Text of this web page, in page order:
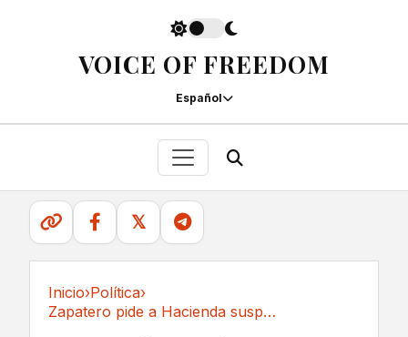
VOICE OF FREEDOM
Español
𝕏
Inicio›Política›
Zapatero pide a Hacienda suspender la...